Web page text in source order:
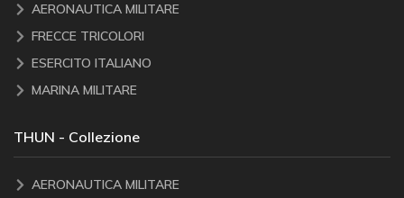
AERONAUTICA MILITARE
FRECCE TRICOLORI
ESERCITO ITALIANO
MARINA MILITARE
THUN - Collezione
AERONAUTICA MILITARE